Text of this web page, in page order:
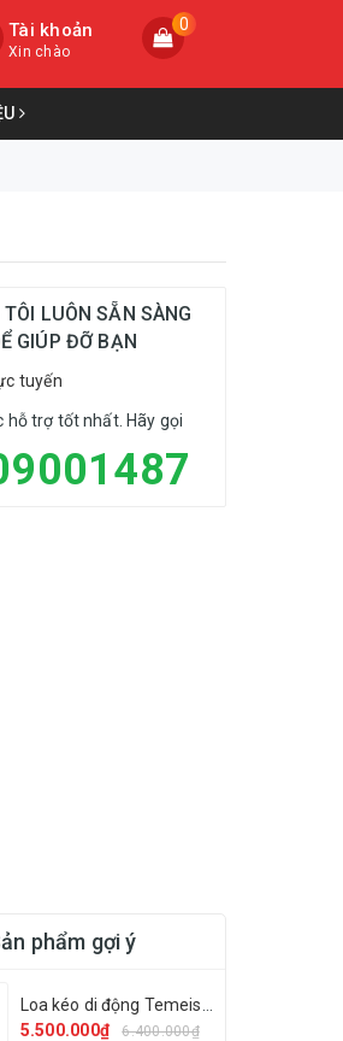
Tài khoản
Xin chào
0
TÔI LUÔN SẴN SÀNG
GIÚP ĐỠ BẠN
hỗ trợ tốt nhất. Hãy gọi
phẩm gợi ý
5.500.000₫
6.400.000₫